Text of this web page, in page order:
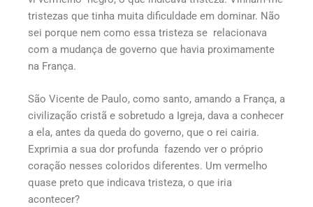
tristezas que tinha muita dificuldade em dominar. Não
sei porque nem como essa tristeza se relacionava
com a mudança de governo que havia proximamente
na França.
São Vicente de Paulo, como santo, amando a França, a
civilização cristã e sobretudo a Igreja, dava a conhecer
a ela, antes da queda do governo, que o rei cairia.
Exprimia a sua dor profunda fazendo ver o próprio
coração nesses coloridos diferentes. Um vermelho
quase preto que indicava tristeza, o que iria
acontecer?